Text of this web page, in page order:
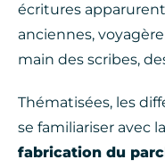
écritures
anciennes,
main des scribes,
Thématisées, les
se familiariser avec la
fabrication du